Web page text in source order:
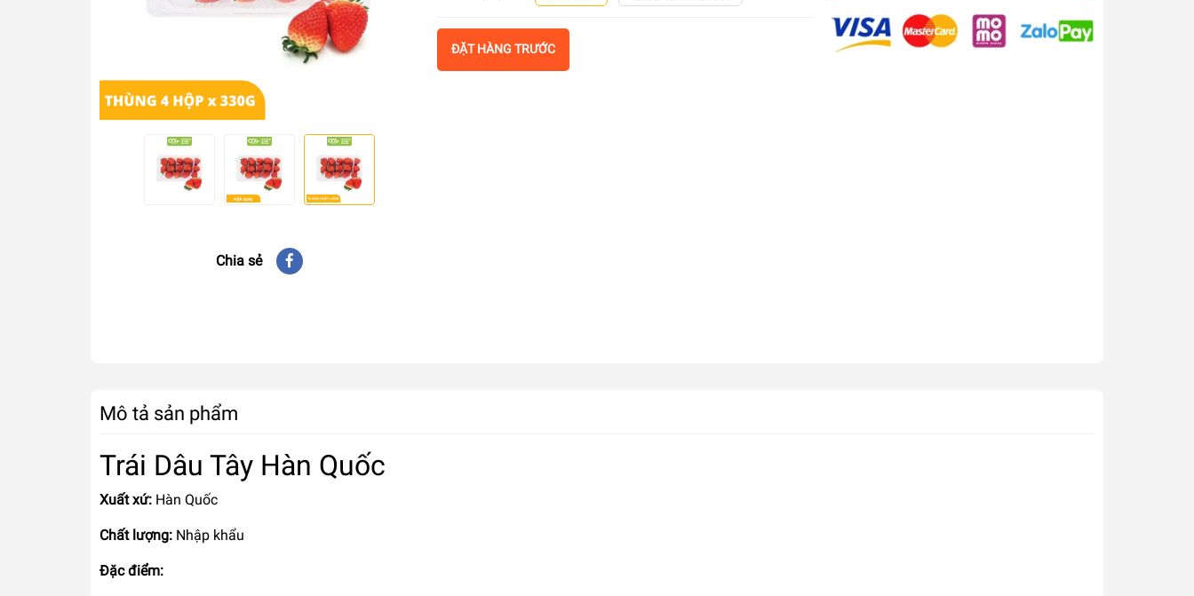
Chia sẻ
ĐẶT HÀNG TRƯỚC
Mô tả sản phẩm
Trái Dâu Tây Hàn Quốc
Xuất xứ: Hàn Quốc
Chất lượng: Nhập khẩu
Đặc điểm: